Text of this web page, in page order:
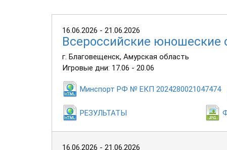
16.06.2026 - 21.06.2026
Всероссийские
г. Благовещенск, Амурская область
Игровые дни: 17.06 - 20.06
Минспорт РФ № ЕКП 2024280021047474
РЕЗУЛЬТАТЫ
16.06.2026 - 21.06.2026